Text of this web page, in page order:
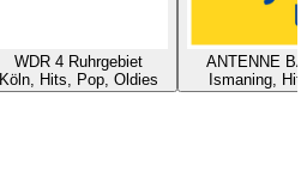
WDR 4 Ruhrgebiet
Köln, Hits, Pop, Oldies
ANTENNE
Ismaning,